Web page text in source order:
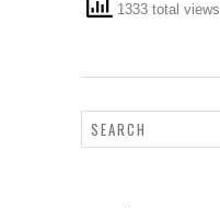
1333 total views